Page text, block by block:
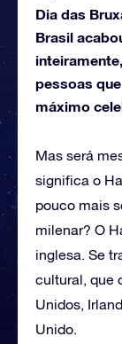
Dia das
Brasil
pessoas
máximo
Mas será
significa o
pouco mais
milenar? O
inglesa. Se
cultural, que
Unidos,
Unido.